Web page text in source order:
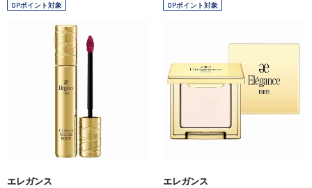
OPポイント対象
エレガンス
OPポイント対象
エレガンス